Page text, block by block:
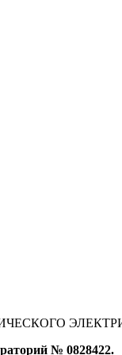
№ 0828422.